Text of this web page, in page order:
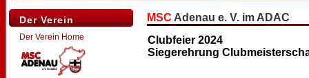
Der Verein
Der Verein Home
MSC Adenau e. V. im ADAC
Clubfeier 2024
Siegerehrung